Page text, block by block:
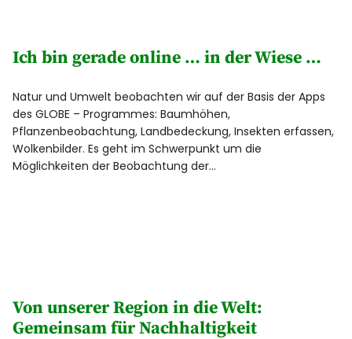
Ich bin gerade online … in der Wiese …
Natur und Umwelt beobachten wir auf der Basis der Apps
des GLOBE – Programmes: Baumhöhen,
Pflanzenbeobachtung, Landbedeckung, Insekten erfassen,
Wolkenbilder. Es geht im Schwerpunkt um die
Möglichkeiten der Beobachtung der…
Von unserer Region in die Welt:
Gemeinsam für Nachhaltigkeit